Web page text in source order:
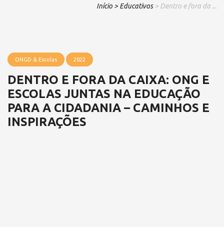
Início > Educativos > Dentro e fora da ...
ONGD & Escolas 2022
DENTRO E FORA DA CAIXA: ONG E
ESCOLAS JUNTAS NA EDUCAÇÃO
PARA A CIDADANIA – CAMINHOS E
INSPIRAÇÕES